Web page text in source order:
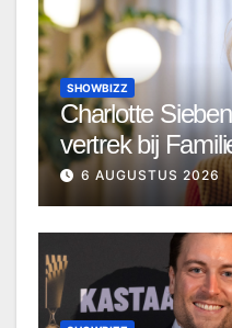
SHOWBIZZ
Charlotte
vertrek bij
6 AUGUSTUS 2026